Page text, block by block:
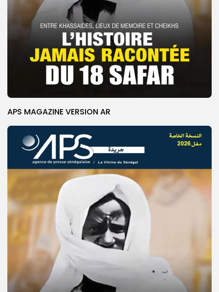
APS MAGAZINE VERSION AR